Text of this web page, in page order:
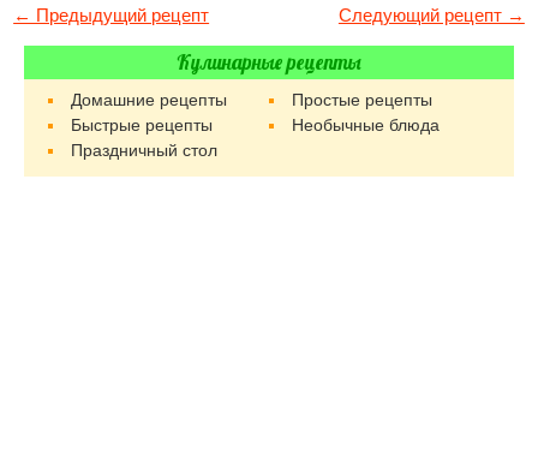
← Предыдущий рецепт Следующий рецепт →
Кулинарные рецепты
Домашние рецепты
Простые рецепты
Быстрые рецепты
Необычные блюда
Праздничный стол